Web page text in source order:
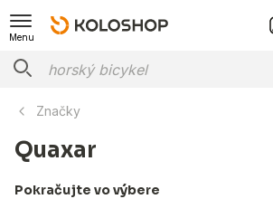
Menu
Značky
Quaxar
Pokračujte vo výbere